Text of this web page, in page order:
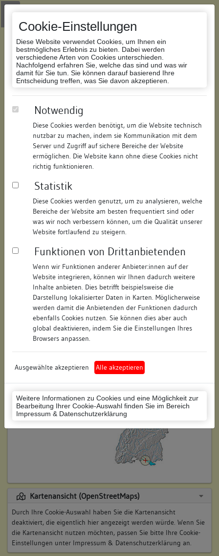
Cookie-Einstellungen
Diese Website verwendet Cookies, um Ihnen ein
bestmögliches Erlebnis zu bieten. Dabei werden
verschiedene Arten von Cookies unterschieden.
Nachfolgend erfahren Sie, welche das sind und was wir
damit für Sie tun. Sie können darauf basierend Ihre
Entscheidung treffen, was Sie davon akzeptieren.
Notwendig
Diese Cookies werden benötigt, um die Website technisch
nutzbar zu machen, indem sie Kommunikation mit dem
Server und Zugriff auf sichere Bereiche der Website
ermöglichen. Die Website kann ohne diese Cookies nicht
richtig funktionieren.
Statistik
Diese Cookies werden genutzt, um zu analysieren, welche
Bereiche der Website am besten frequentiert sind oder
was wir noch verbessern können, um die Qualität unserer
Website fortlaufend zu steigern.
Funktionen von Drittanbietenden
Wenn wir Funktionen anderer Anbieter:innen auf der
Website integrieren, können wir Ihnen dadurch weitere
Inhalte anbieten. Dies betrifft beispielsweise die
Darstellung lokalisierter Daten in Karten. Möglicherweise
werden damit die Anbietenden der Funktionen dadurch
ebenfalls Cookies nutzen. Sie können dies aber auch
global deaktivieren, indem Sie die Einstellungen Ihres
Browsers anpassen.
Ausgewählte akzeptieren Alle akzeptieren
Weitere Informationen zu Cookies und eine Möglichkeit zur
Bearbeitung Ihrer Cookie-Auswahl finden Sie im Bereich
Impressum & Datenschutzerklärung
Zur Navigation springen
Zum Inhalt der Website springen
Datenbank Bauforschung/Restaurierung
331315049192/Datum:08.07.2008
Datenbestand:
Bauforschung
Als PDF herunterladen:
Objektdaten
Straße: Katzgasse
Hausnummer: 2
Postleitzahl: 78462
Stadt-Teilort: Konstanz
Regierungsbezirk: Freiburg
Konstanz (Landkreis)
Wohnplatzschlüssel: 8335043012
Flurstücknummer: 121
Historischer Straßenname: keiner
Lage des Wohnplatzes:
Kartenansicht (OpenStreetMaps)
Durch Ihre Cookie-Auswahl haben Sie die Kartenansicht
deaktiviert, die eigentlich hier angezeigt werden würde. Wenn Sie
die Kartenansicht nutzen möchten, passen Sie bitte Ihre Cookie-
Einstellungen unter Impressum & Datenschutzerklärung an.